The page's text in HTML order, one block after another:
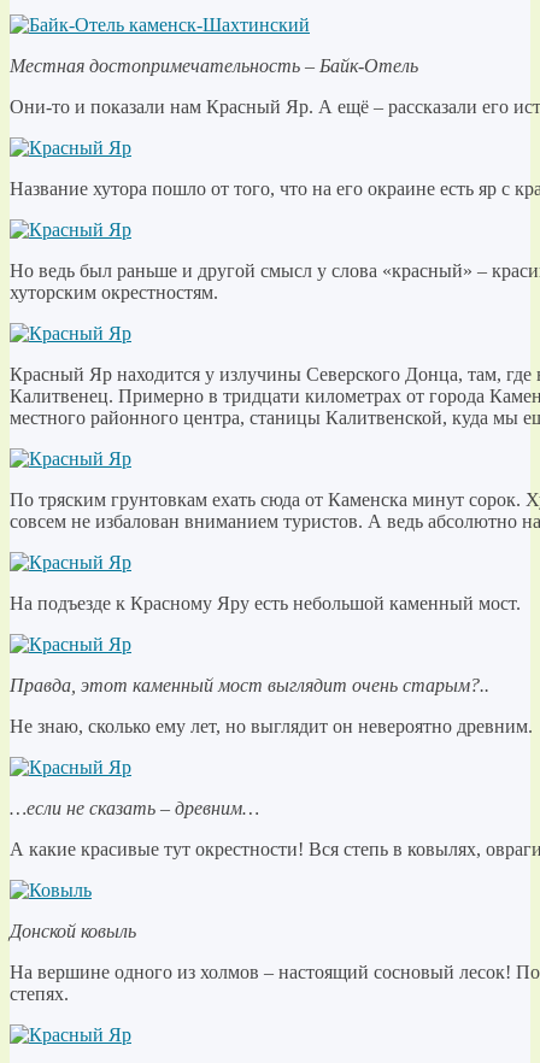
Местная достопримечательность – Байк-Отель
Они-то и показали нам Красный Яр. А ещё – рассказали его
Название хутора пошло от того, что на его окраине есть яр с
Но ведь был раньше и другой смысл у слова «красный» –
хуторским окрестностям.
Красный Яр находится у излучины Северского Донца, там, где
Калитвенец. Примерно в тридцати километрах от города
местного районного центра, станицы Калитвенской, куда мы
По тряским грунтовкам ехать сюда от Каменска минут сорок.
совсем не избалован вниманием туристов. А ведь абсолютно
На подъезде к Красному Яру есть небольшой каменный мост.
Правда, этот каменный мост выглядит очень старым?..
Не знаю, сколько ему лет, но выглядит он невероятно древним.
…если не сказать – древним…
А какие красивые тут окрестности! Вся степь в ковылях,
Донской ковыль
На вершине одного из холмов – настоящий сосновый лесок!
степях.